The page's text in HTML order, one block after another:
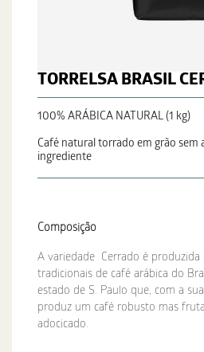
TORRELSA BRASIL
100% ARÁBICA NATURAL (1 kg)
Café natural torrado em grão
ingrediente
Composição
A variedade Cerrado é produzida
tradicionais de café arábica do
estado de S. Paulo que, com a
produz um café robusto mas
adocicado.